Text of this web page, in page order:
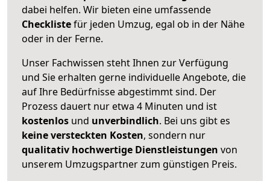
dabei helfen. Wir bieten eine umfassende
Checklistefür jeden Umzug, egal ob in der Nähe
oder in der Ferne.
Unser Fachwissen steht Ihnen zur Verfügung
und Sie erhalten gerne individuelle Angebote, die
auf Ihre Bedürfnisse abgestimmt sind. Der
Prozess dauert nur etwa 4 Minuten und ist
kostenlos und unverbindlich. Bei uns gibt es
keine versteckten Kosten, sondern nur
qualitativ hochwertige Dienstleistungen von
unserem Umzugspartner zum günstigen Preis.